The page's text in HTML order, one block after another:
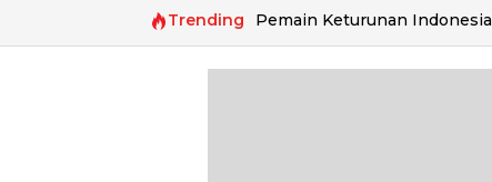
Trending Pemain Keturunan Indonesia